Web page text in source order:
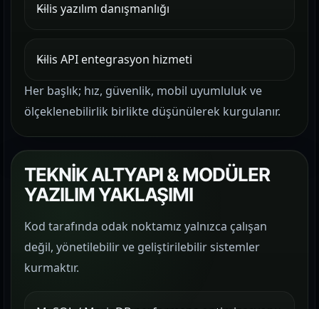
Kilis yazılım danışmanlığı
Kilis API entegrasyon hizmeti
Her başlık; hız, güvenlik, mobil uyumluluk ve
ölçeklenebilirlik birlikte düşünülerek kurgulanır.
TEKNİK ALTYAPI & MODÜLER
YAZILIM YAKLAŞIMI
Kod tarafında odak noktamız yalnızca çalışan
değil, yönetilebilir ve geliştirilebilir sistemler
kurmaktır.